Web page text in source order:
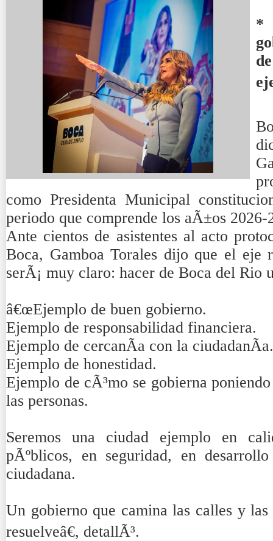
*
como Presidenta Municipal
periodo que comprende los aÃ±os 2026-
Ante cientos de asistentes al acto
Boca, Gamboa Torales dijo que el eje
serÃ¡ muy claro: hacer de Boca del Rio
â€œEjemplo de buen gobierno.
Ejemplo de responsabilidad financiera.
Ejemplo de cercanÃ­a con la ciudadanÃ­a.
Ejemplo de honestidad.
Ejemplo de cÃ³mo se gobierna
las personas.
Seremos una ciudad ejemplo en
pÃºblicos, en seguridad, en
ciudadana.
Un gobierno que camina las calles y
resuelveâ€, detallÃ³.